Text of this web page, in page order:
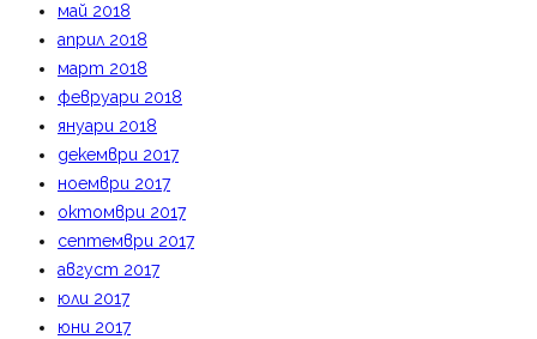
май 2018
април 2018
март 2018
февруари 2018
януари 2018
декември 2017
ноември 2017
октомври 2017
септември 2017
август 2017
юли 2017
юни 2017